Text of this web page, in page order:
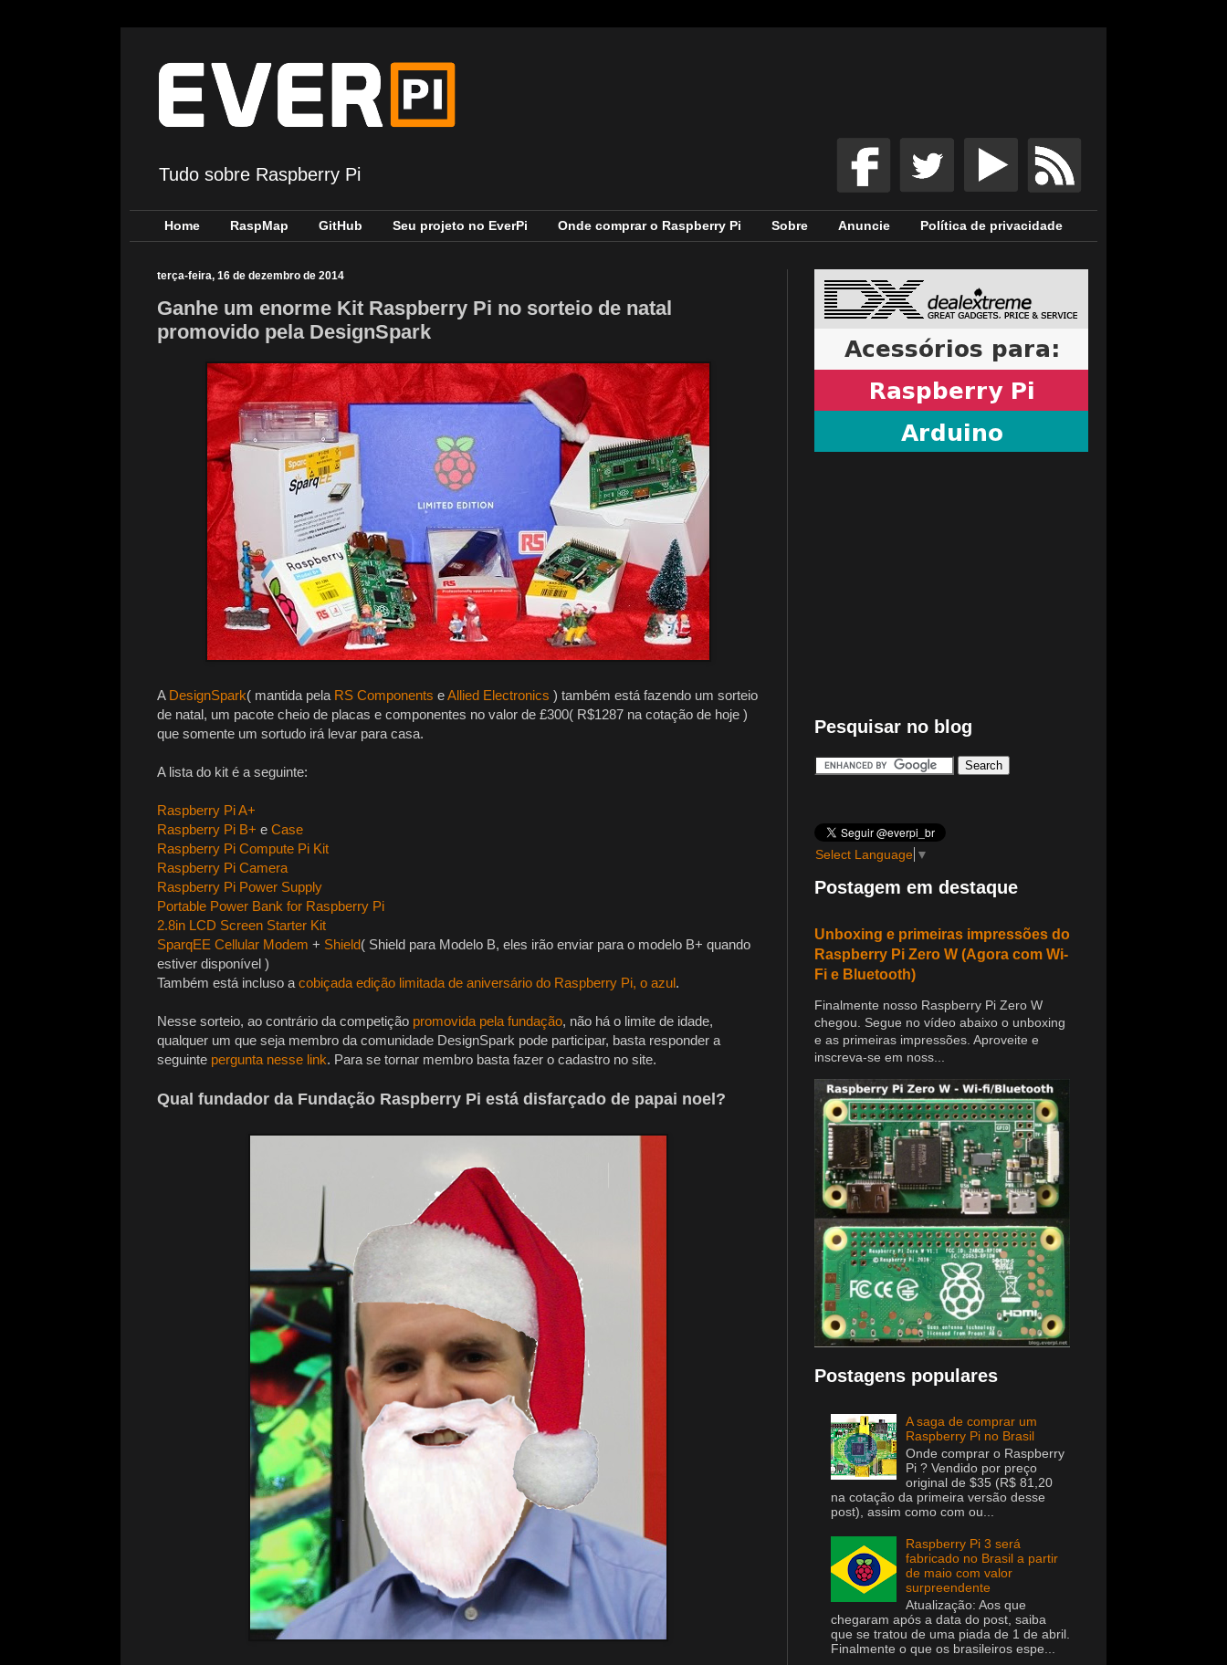
Tudo sobre Raspberry Pi
Home RaspMap GitHub Seu projeto no EverPi Onde comprar o Raspberry Pi Sobre Anuncie Política de privacidade
terça-feira, 16 de dezembro de 2014
Ganhe um enorme Kit Raspberry Pi no sorteio de natal
promovido pela DesignSpark
A DesignSpark( mantida pela RS Components eAllied Electronics ) também está fazendo um sorteio
de natal, um pacote cheio de placas e componentes no valor de £300( R$1287 na cotação de hoje )
que somente um sortudo irá levar para casa.
A lista do kit é a seguinte:
Raspberry Pi A+
Raspberry Pi B+ e Case
Raspberry Pi Compute Pi Kit
Raspberry Pi Camera
Raspberry Pi Power Supply
Portable Power Bank for Raspberry Pi
2.8in LCD Screen Starter Kit
SparqEE Cellular Modem + Shield( Shield para Modelo B, eles irão enviar para o modelo B+ quando
estiver disponível )
Também está incluso a cobiçada edição limitada de aniversário do Raspberry Pi, o azul.
Nesse sorteio, ao contrário da competição promovida pela fundação, não há o limite de idade,
qualquer um que seja membro da comunidade DesignSpark pode participar, basta responder a
seguinte pergunta nesse link. Para se tornar membro basta fazer o cadastro no site.
Qual fundador da Fundação Raspberry Pi está disfarçado de papai noel?
Pesquisar no blog
Select Language ▼
Postagem em destaque
Unboxing e primeiras impressões do
Raspberry Pi Zero W (Agora com Wi-
Fi e Bluetooth)
Finalmente nosso Raspberry Pi Zero W
chegou. Segue no vídeo abaixo o unboxing
e as primeiras impressões. Aproveite e
inscreva-se em noss...
Postagens populares
A saga de comprar um
Raspberry Pi no Brasil
Onde comprar o Raspberry
Pi ? Vendido por preço
original de $35 (R$ 81,20
na cotação da primeira versão desse
post), assim como com ou...
Raspberry Pi 3 será
fabricado no Brasil a partir
de maio com valor
surpreendente
Atualização: Aos que
chegaram após a data do post, saiba
que se tratou de uma piada de 1 de abril.
Finalmente o que os brasileiros espe...